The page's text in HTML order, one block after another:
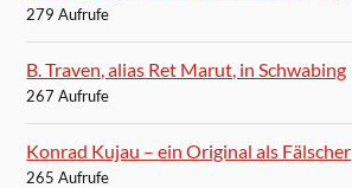
279 Aufrufe
B. Traven, alias Ret Marut, in Schwabing
267 Aufrufe
Konrad Kujau – ein Original als Fälscher
265 Aufrufe